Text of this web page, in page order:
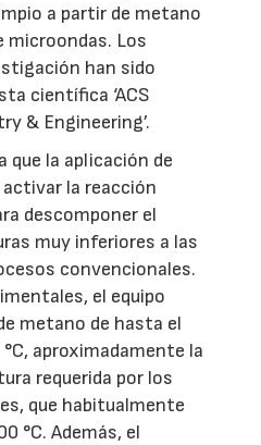
a partir de metano
microondas. Los
han sido
científica ‘ACS
& Engineering’.
que la aplicación de
la reacción
descomponer el
muy inferiores a las
convencionales.
el equipo
metano de hasta el
aproximadamente la
requerida por los
que habitualmente
°C. Además, el